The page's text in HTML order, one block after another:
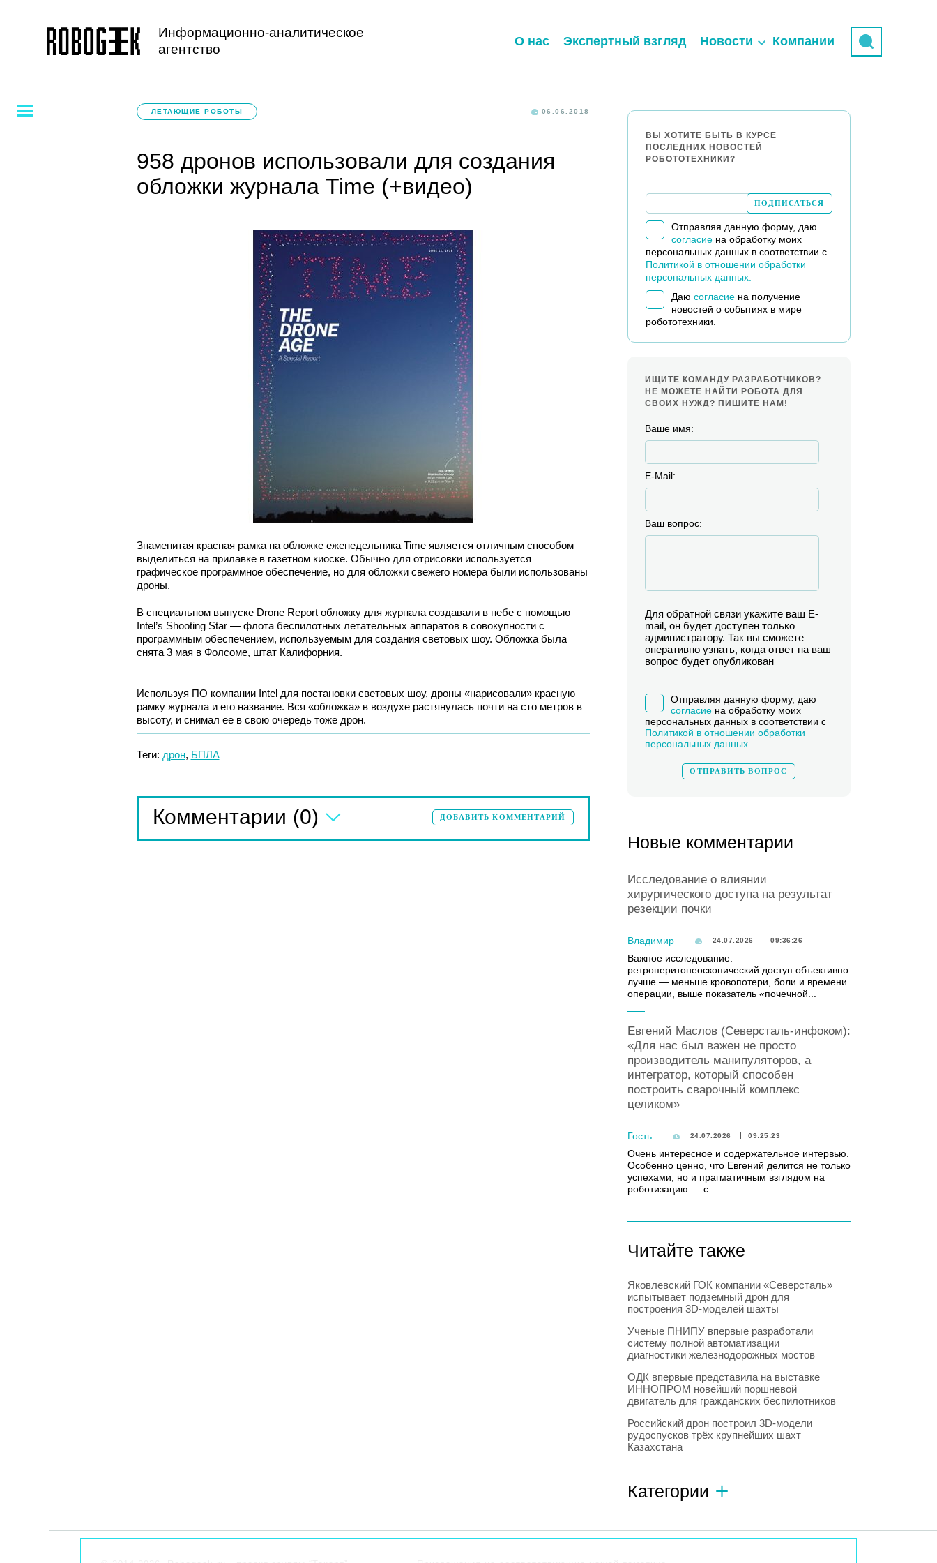
Информационно-аналитическое
агентство
О нас Экспертный взгляд Новости Компании
ЛЕТАЮЩИЕ РОБОТЫ 06.06.2018
958 дронов использовали для создания
обложки журнала Time (+видео)
Знаменитая красная рамка на обложке еженедельника Time является отличным способом
выделиться на прилавке в газетном киоске. Обычно для отрисовки используется
графическое программное обеспечение, но для обложки свежего номера были использованы
дроны.
В специальном выпуске Drone Report обложку для журнала создавали в небе с помощью
Intel’s Shooting Star — флота беспилотных летательных аппаратов в совокупности с
программным обеспечением, используемым для создания световых шоу. Обложка была
снята 3 мая в Фолсоме, штат Калифорния.
Используя ПО компании Intel для постановки световых шоу, дроны «нарисовали» красную
рамку журнала и его название. Вся «обложка» в воздухе растянулась почти на сто метров в
высоту, и снимал ее в свою очередь тоже дрон.
Теги: дрон, БПЛА
Комментарии (0) ДОБАВИТЬ КОММЕНТАРИЙ
ВЫ ХОТИТЕ БЫТЬ В КУРСЕ
ПОСЛЕДНИХ НОВОСТЕЙ
РОБОТОТЕХНИКИ?
Отправляя данную форму, даю
согласиена обработку моих
персональных данных в соответствии с
Политикой в отношении обработки
персональных данных.
Даю согласиена получение
новостей о событиях в мире
робототехники.
ИЩИТЕ КОМАНДУ РАЗРАБОТЧИКОВ?
НЕ МОЖЕТЕ НАЙТИ РОБОТА ДЛЯ
СВОИХ НУЖД? ПИШИТЕ НАМ!
Ваше имя:
E-Mail:
Ваш вопрос:
Для обратной связи укажите ваш E-
mail, он будет доступен только
администратору. Так вы сможете
оперативно узнать, когда ответ на ваш
вопрос будет опубликован
Отправляя данную форму, даю
согласиена обработку моих
персональных данных в соответствии с
Политикой в отношении обработки
персональных данных.
Новые комментарии
Исследование о влиянии
хирургического доступа на результат
резекции почки
Владимир 24.07.2026 09:36:26
Важное исследование:
ретроперитонеоскопический доступ объективно
лучше — меньше кровопотери, боли и времени
операции, выше показатель «почечной...
Евгений Маслов (Северсталь-инфоком):
«Для нас был важен не просто
производитель манипуляторов, а
интегратор, который способен
построить сварочный комплекс
целиком»
Гость 24.07.2026 09:25:23
Очень интересное и содержательное интервью.
Особенно ценно, что Евгений делится не только
успехами, но и прагматичным взглядом на
роботизацию — с...
Читайте также
Яковлевский ГОК компании «Северсталь»
испытывает подземный дрон для
построения 3D-моделей шахты
Ученые ПНИПУ впервые разработали
систему полной автоматизации
диагностики железнодорожных мостов
ОДК впервые представила на выставке
ИННОПРОМ новейший поршневой
двигатель для гражданских беспилотников
Российский дрон построил 3D-модели
рудоспусков трёх крупнейших шахт
Казахстана
Категории